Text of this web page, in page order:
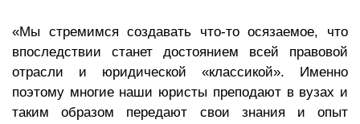
«Мы стремимся создавать что-то осязаемое, что
впоследствии станет достоянием всей правовой
отрасли и юридической «классикой». Именно
поэтому многие наши юристы преподают в вузах и
таким образом передают свои знания и опыт